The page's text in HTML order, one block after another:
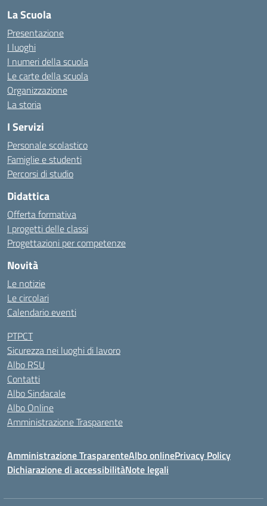
La Scuola
Presentazione
I luoghi
I numeri della scuola
Le carte della scuola
Organizzazione
La storia
I Servizi
Personale scolastico
Famiglie e studenti
Percorsi di studio
Didattica
Offerta formativa
I progetti delle classi
Progettazioni per competenze
Novità
Le notizie
Le circolari
Calendario eventi
PTPCT
Sicurezza nei luoghi di lavoro
Albo RSU
Contatti
Albo Sindacale
Albo Online
Amministrazione Trasparente
Amministrazione TrasparenteAlbo onlinePrivacy Policy
Dichiarazione di accessibilitàNote legali